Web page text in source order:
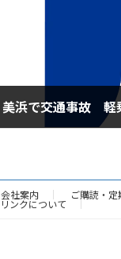
美浜で交通事故 軽
会社案内 ご購読・
リンクについて